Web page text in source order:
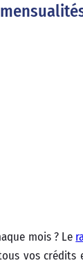
mois ? Le
vos crédits